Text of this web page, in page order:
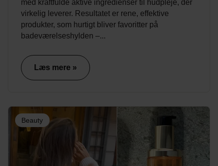
med kraftfulde aktive ingredienser til hudpleje, der
virkelig leverer. Resultatet er rene, effektive
produkter, som hurtigt bliver favoritter på
badeværelseshylden –...
Læs mere »
Beauty